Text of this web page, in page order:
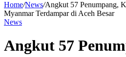
Home/News/Angkut 57 Penumpang,
Myanmar Terdampar di Aceh Besar
News
Angkut 57